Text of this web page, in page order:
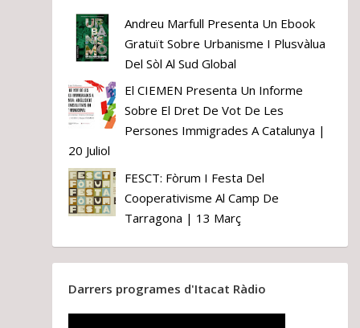
Andreu Marfull Presenta Un Ebook
Gratuït Sobre Urbanisme I Plusvàlua
Del Sòl Al Sud Global
El CIEMEN Presenta Un Informe
Sobre El Dret De Vot De Les
Persones Immigrades A Catalunya |
20 Juliol
FESCT: Fòrum I Festa Del
Cooperativisme Al Camp De
Tarragona | 13 Març
Darrers programes d'Itacat Ràdio